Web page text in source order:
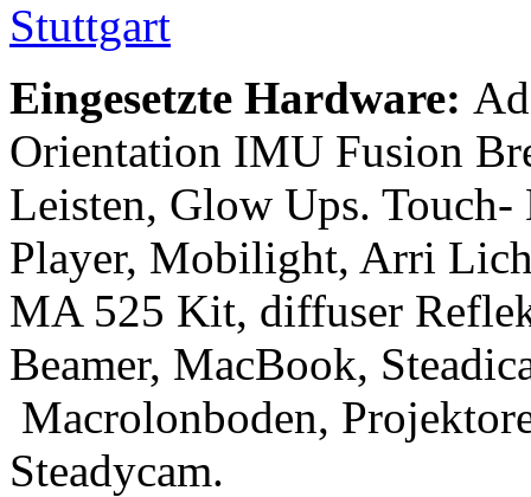
Stuttgart
Eingesetzte Hardware:
Orientation IMU Fusion
Leisten, Glow Ups.
Player, Mobilight, Arri
MA 525 Kit, diffuser
Beamer, MacBook,
Macrolonboden,
Steadycam.